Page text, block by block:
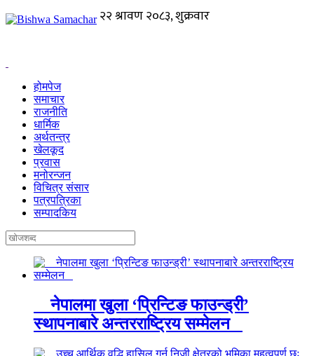
होमपेज
समाचार
राजनीति
धार्मिक
अर्थतन्त्र
खेलकूद
प्रवास
मनोरन्जन
विचित्र संसार
पत्रपत्रिका
सम्पादकिय
नेपालमा खुला ‘प्रिन्टिङ फाउन्ड्री’
स्थापनाबारे अन्तरराष्ट्रिय सम्मेलन